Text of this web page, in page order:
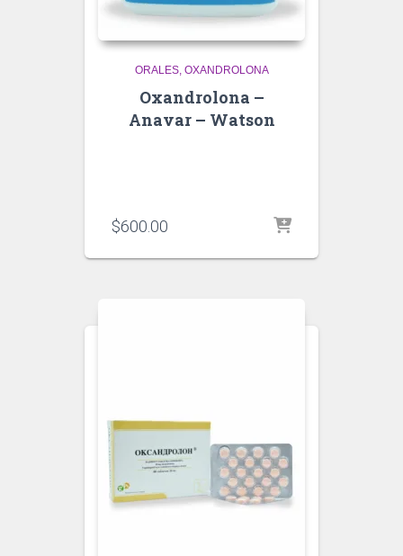
ORALES OXANDROLONA
Oxandrolona –
Anavar – Watson
$600.00